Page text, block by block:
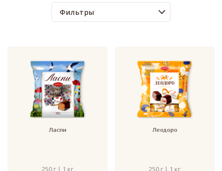
Фильтры
Ласпи
250 г | 1 кг
Леодоро
250 г | 1 кг